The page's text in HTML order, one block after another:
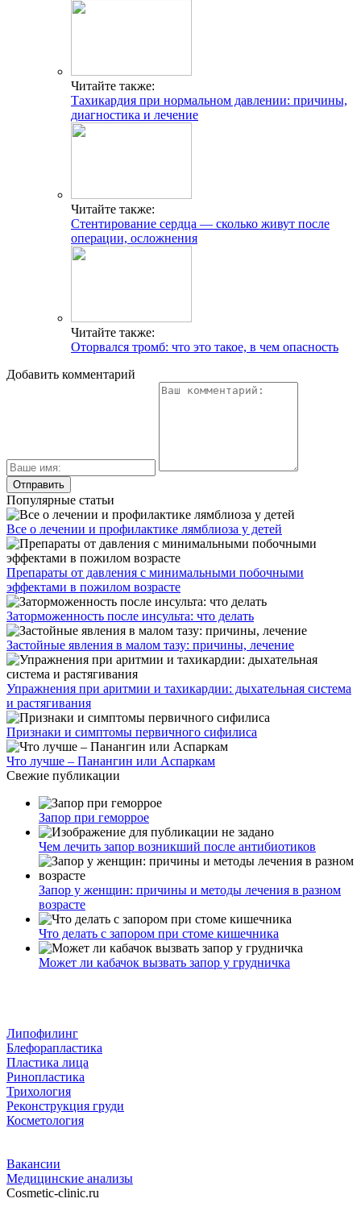
Читайте также:
Тахикардия при нормальном давлении: причины,
диагностика и лечение
Читайте также:
Стентирование сердца — сколько живут после
операции, осложнения
Читайте также:
Оторвался тромб: что это такое, в чем опасность
Добавить комментарий
Популярные статьи
Все о лечении и профилактике лямблиоза у детей
Препараты от давления с минимальными побочными
эффектами в пожилом возрасте
Заторможенность после инсульта: что делать
Застойные явления в малом тазу: причины, лечение
Упражнения при аритмии и тахикардии: дыхательная система
и растягивания
Признаки и симптомы первичного сифилиса
Что лучше – Панангин или Аспаркам
Свежие публикации
Запор при геморрое
Чем лечить запор возникший после антибиотиков
Запор у женщин: причины и методы лечения в разном
возрасте
Что делать с запором при стоме кишечника
Может ли кабачок вызвать запор у грудничка
Липофилинг
Блефорапластика
Пластика лица
Ринопластика
Трихология
Реконструкция груди
Косметология
Вакансии
Медицинские анализы
Cosmetic-clinic.ru